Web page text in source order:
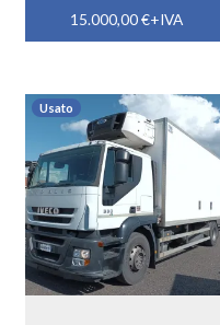
15.000,00€+IVA
Usato